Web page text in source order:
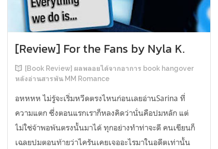
[Review] For the Fans by Nyla K.
[Book Review] ผลพลอยได้จากอาการ book hangover
หลังอ่านสารพัน MM Romance
อหหหห ไม่รู้จะเริ่มหวีดตรงไหนก่อนเลยอ่านSarina ที่
ความแตก ซึ่งตอนแรกเราก็หลงคิดว่านั่นคือปมหลัก แต่
ไม่ใช่จ้าพอพ้นตรงนั้นมาได้ ทุกอย่างทำท่าจะดี คนเขียนก็
เฉลยปมตอนท้ายว่าไครันเคยเจออะไรมาในอดีตเท่านั้น